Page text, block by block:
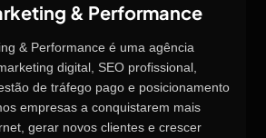
& Performance
& Performance é uma agência
digital, SEO profissional,
de tráfego pago e posicionamento
empresas a conquistarem mais
gerar novos clientes e crescer